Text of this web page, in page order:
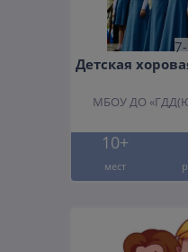
Детская
МБОУ ДО
10+
мест